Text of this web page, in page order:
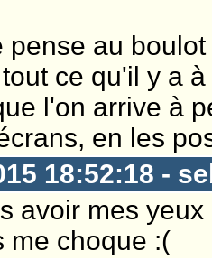
pense au
ce qu'il y a
l'on arrive à
en les
18:52:18 -
avoir mes
me choque :(